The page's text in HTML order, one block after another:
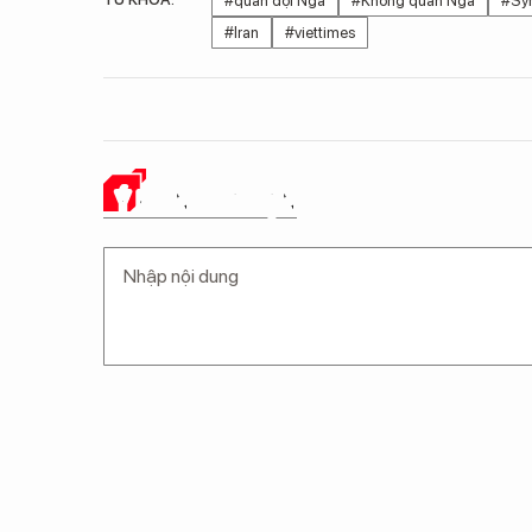
#Iran
#viettimes
Ý KIẾN CỦA BẠN